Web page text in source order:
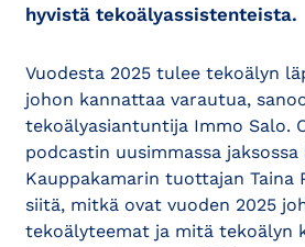
hyvistä tekoälyassistenteista.
Vuodesta 2025 tulee tekoälyn
johon kannattaa varautua,
tekoälyasiantuntija Immo Salo.
podcastin uusimmassa
Kauppakamarin tuottajan Taina
siitä, mitkä ovat vuoden 2025
tekoälyteemat ja mitä tekoälyn